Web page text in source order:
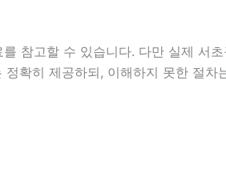
를 참고할 수 있습니다. 다만 실제 서
확히 제공하되, 이해하지 못한 절